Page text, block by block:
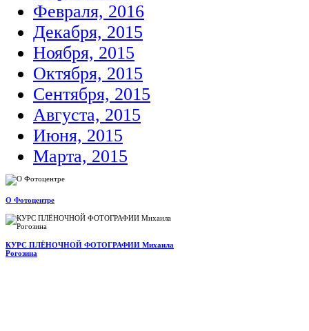
Февраля, 2016
Декабря, 2015
Ноября, 2015
Октября, 2015
Сентября, 2015
Августа, 2015
Июня, 2015
Марта, 2015
О Фотоцентре
КУРС ПЛЁНОЧНОЙ ФОТОГРАФИИ Михаила
Рогозина